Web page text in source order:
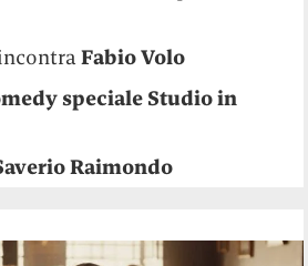
Fabio Volo
speciale Studio in
Raimondo